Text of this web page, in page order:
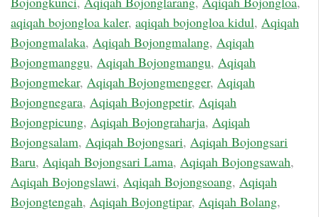
aqiqah bojongloa kaler, aqiqah bojongloa kidul, Aqiqah
Bojongmalaka, Aqiqah Bojongmalang, Aqiqah
Bojongmanggu, Aqiqah Bojongmangu, Aqiqah
Bojongmekar, Aqiqah Bojongmengger, Aqiqah
Bojongnegara, Aqiqah Bojongpetir, Aqiqah
Bojongpicung, Aqiqah Bojongraharja, Aqiqah
Bojongsalam, Aqiqah Bojongsari, Aqiqah Bojongsari
Baru, Aqiqah Bojongsari Lama, Aqiqah Bojongsawah,
Aqiqah Bojongslawi, Aqiqah Bojongsoang, Aqiqah
Bojongtengah, Aqiqah Bojongtipar, Aqiqah Bolang,